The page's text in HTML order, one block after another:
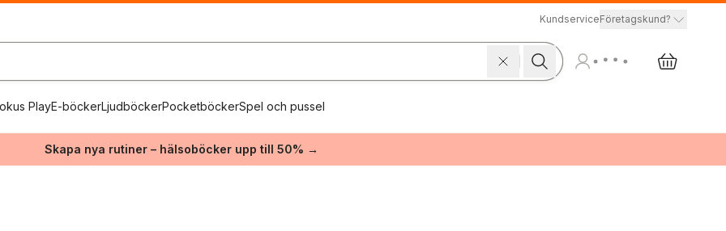
KundserviceFöretagskund?
PlayE-böckerLjudböckerPocketböckerSpel och pussel
Skapa nya rutiner – hälsoböcker upp till 50% →